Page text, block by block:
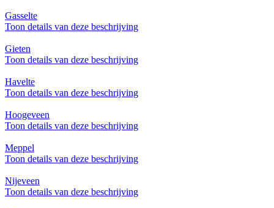
Gasselte
Toon details van deze beschrijving
Gieten
Toon details van deze beschrijving
Havelte
Toon details van deze beschrijving
Hoogeveen
Toon details van deze beschrijving
Meppel
Toon details van deze beschrijving
Nijeveen
Toon details van deze beschrijving